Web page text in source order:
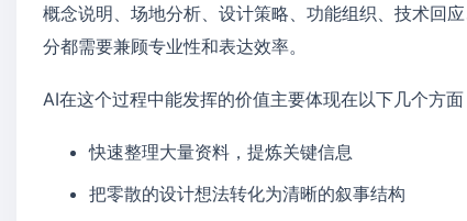
概念说明、场地分析、设计策略、功能组织、技术回
分都需要兼顾专业性和表达效率。
AI在这个过程中能发挥的价值主要体现在以下几个方面
快速整理大量资料，提炼关键信息
把零散的设计想法转化为清晰的叙事结构